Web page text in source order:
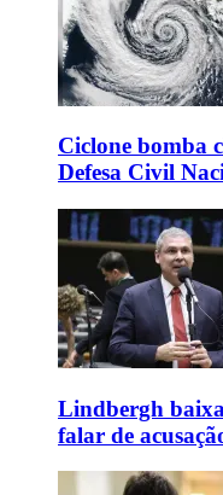
Ciclone bomba
Defesa Civil
Lindbergh
falar de